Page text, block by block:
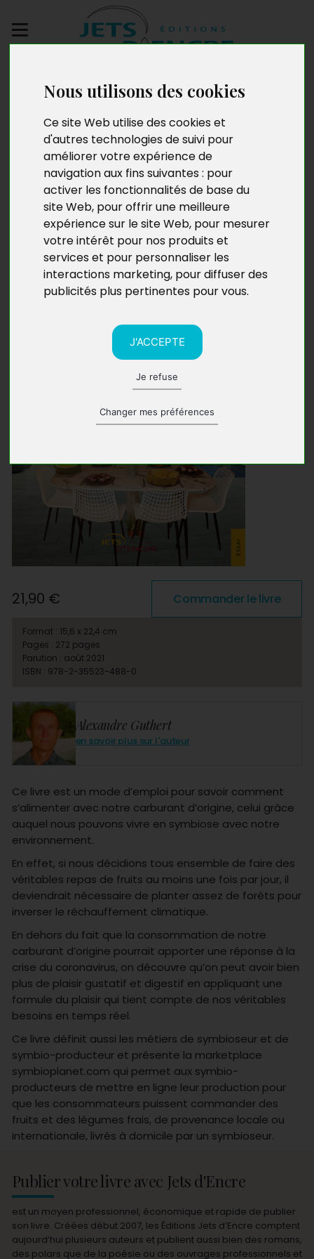
Nous utilisons des cookies
Ce site Web utilise des cookies et
d'autres technologies de suivi pour
améliorer votre expérience de
navigation aux fins suivantes : pour
activer les fonctionnalités de base du
site Web, pour offrir une meilleure
expérience sur le site Web, pour mesurer
votre intérêt pour nos produits et
services et pour personnaliser les
interactions marketing, pour diffuser des
publicités plus pertinentes pour vous.
J'ACCEPTE
Je refuse
Changer mes préférences
manuscrit
Notre carburant
d’origine
Alexandre Guthert
en savoir plus sur l'auteur
Ce livre est un mode d’emploi pour savoir comment
s’alimenter avec notre carburant d’origine, celui grâce
auquel nous pouvons vivre en symbiose avec notre
environnement.
En effet, si nous décidions tous ensemble de faire des
véritables repas de fruits au moins une fois par jour, il
deviendrait nécessaire de planter assez de forêts pour
inverser le réchauffement climatique.
En dehors du fait que la consommation de notre
carburant d’origine pourrait apporter une réponse à la
crise du coronavirus, on découvre qu’on peut avoir bien
plus de plaisir gustatif et digestif en appliquant une
formule du plaisir qui tient compte de nos véritables
besoins en temps réel.
Ce livre définit aussi les métiers de symbioseur et de
symbio-producteur et présente la marketplace
symbioplanet.com qui permet aux symbio-
producteurs de mettre en ligne leur production pour
que les consommateurs puissent commander des
fruits et des légumes frais, de provenance locale ou
internationale, livrés à domicile par un symbioseur.
21,90 € Commander le livre
Format : 15,6 x 22,4 cm
Pages : 272 pages
Parution : août 2021
ISBN : 978-2-35523-488-0
Publier votre livre avec Jets d'Encre
est un moyen professionnel, économique et rapide de publier
son livre. Créées début 2007, les Éditions Jets d’Encre comptent
aujourd’hui plusieurs auteurs et publient aussi bien des romans,
des polars que de la poésie ou des ouvrages professionnels et